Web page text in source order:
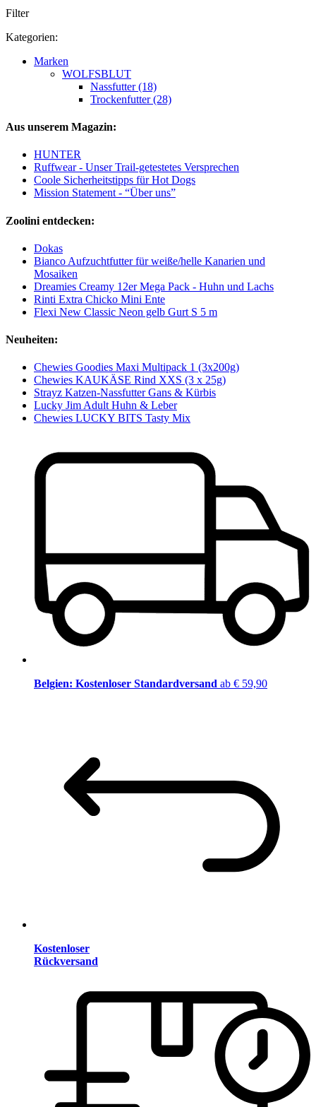
Filter
Kategorien:
Marken
WOLFSBLUT
Nassfutter (18)
Trockenfutter (28)
Aus unserem Magazin:
HUNTER
Ruffwear - Unser Trail-getestetes Versprechen
Coole Sicherheitstipps für Hot Dogs
Mission Statement - “Über uns”
Zoolini entdecken:
Dokas
Bianco Aufzuchtfutter für weiße/helle Kanarien und
Mosaiken
Dreamies Creamy 12er Mega Pack - Huhn und Lachs
Rinti Extra Chicko Mini Ente
Flexi New Classic Neon gelb Gurt S 5 m
Neuheiten:
Chewies Goodies Maxi Multipack 1 (3x200g)
Chewies KAUKÄSE Rind XXS (3 x 25g)
Strayz Katzen-Nassfutter Gans & Kürbis
Lucky Jim Adult Huhn & Leber
Chewies LUCKY BITS Tasty Mix
Belgien: Kostenloser Standardversand ab € 59,90
Kostenloser
Rückversand